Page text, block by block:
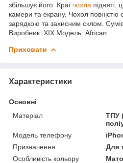
збільшує його. Краї чохла підняті,
камери та екрану. Чохол повністю
зарядкою та захисним склом.
Виробник: XIX Модель: African
Приховати
Характеристики
Основні
Матеріал
ТПУ
Модель телефону
Призначення
Для
Особливість кольору